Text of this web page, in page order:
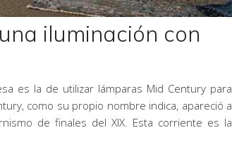
iluminación con
es la de utilizar lámparas Mid Century para
como su propio nombre indica, apareció a
de finales del XIX. Esta corriente es la